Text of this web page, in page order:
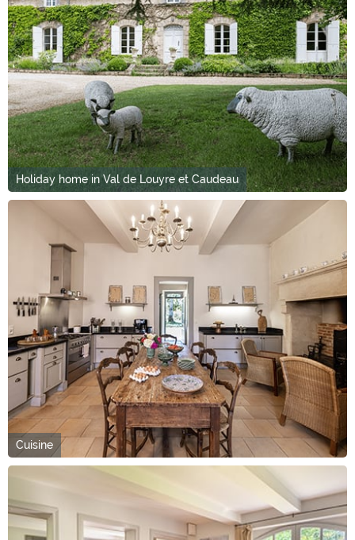
Holiday home in Val de Louyre et Caudeau
Cuisine